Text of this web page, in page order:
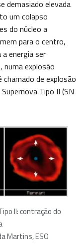
demasiado elevada
um colapso
do núcleo a
para o centro,
energia ser
numa explosão
de explosão
Tipo II (SN
II: contração do
Martins, ESO